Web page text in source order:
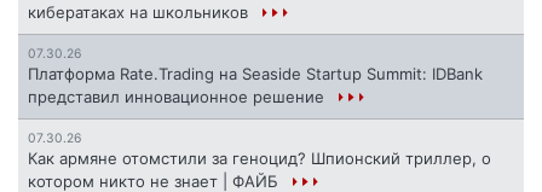
кибератаках на школьников
07.30.26
Платформа Rate.Trading на Seaside Startup Summit: IDBank
представил инновационное решение
07.30.26
Как армяне отомстили за геноцид? Шпионский триллер, о
котором никто не знает | ФАЙБ